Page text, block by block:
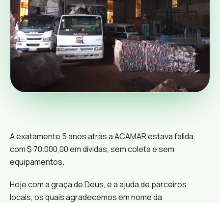
A exatamente 5 anos atrás a ACAMAR estava falida,
com $ 70.000,00 em dívidas, sem coleta e sem
equipamentos.
Hoje com a graça de Deus, e a ajuda de parceiros
locais, os quais agradecemos em nome da